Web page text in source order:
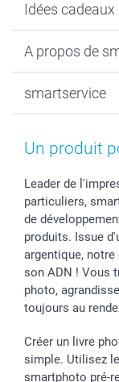
Cadeaux photo
Tirage photo &
MyNameBook
Stickers &
Calendrier
Dénicheur
Idées
Anniversaire
Fin d'études
Naissance &
Toussaint
Rentrée des
Communion
Saint-Valentin
Vacances
A propos de
Durabilité
Conditions
Plaintes
Conditions
Vie privée
Gestion des
Tarifs
Investisseurs
Droit de
smartservice
smartgarantie
smartfriends
Modes de
Modes de
Grandes Quantités
Statut de ma
Un produit
Leader de
particuliers,
de
produits. Issue
argentique,
son ADN ! Vous
photo,
toujours au
Créer un livre
simple. Utilisez
smartphoto pré-